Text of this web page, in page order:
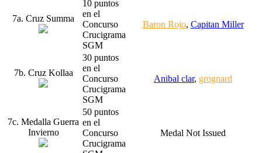
7a. Cruz Summa
10 puntos
en el
Concurso
Crucigrama
SGM
Baron Rojo, Capitan Miller
7b. Cruz Kollaa
30 puntos
en el
Concurso
Crucigrama
SGM
Anibal clar, grognard
7c. Medalla Guerra
Invierno
50 puntos
en el
Concurso
Crucigrama
Medal Not Issued